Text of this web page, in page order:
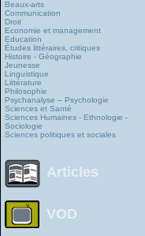
Beaux-arts
Communication
Droit
Economie et management
Education
Études littéraires, critiques
Histoire - Géographie
Jeunesse
Linguistique
Littérature
Philosophie
Psychanalyse – Psychologie
Sciences et Santé
Sciences Humaines - Ethnologie -
Sociologie
Sciences politiques et sociales
Articles
VOD